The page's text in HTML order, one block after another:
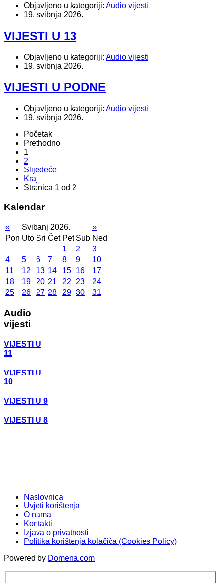
Objavljeno u kategoriji: Audio vijesti
19. svibnja 2026.
VIJESTI U 13
Objavljeno u kategoriji: Audio vijesti
19. svibnja 2026.
VIJESTI U PODNE
Objavljeno u kategoriji: Audio vijesti
19. svibnja 2026.
Početak
Prethodno
1
2
Slijedeće
Kraj
Stranica 1 od 2
Kalendar
« Svibanj 2026.
»
Pon Uto Sri Čet Pet Sub Ned
1
2
3
4
5 6 7 8 9
10
11
12 13 14 15 16
17
18
19 20 21 22 23
24
25
26 27 28 29 30 31
Audio
vijesti
VIJESTI U
11
VIJESTI U
10
VIJESTI U 9
VIJESTI U 8
Naslovnica
Uvjeti korištenja
O nama
Kontakti
Izjava o privatnosti
Politika korištenja kolačića (Cookies Policy)
Powered by Domena.com